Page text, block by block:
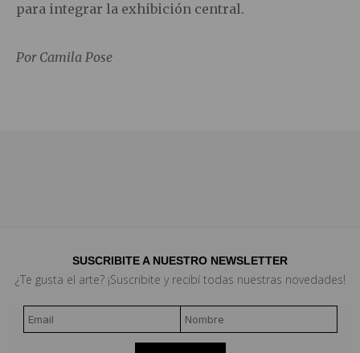
para integrar la exhibición central.
Por Camila Pose
SUSCRIBITE A NUESTRO NEWSLETTER
¿Te gusta el arte? ¡Suscribite y recibí todas nuestras novedades!